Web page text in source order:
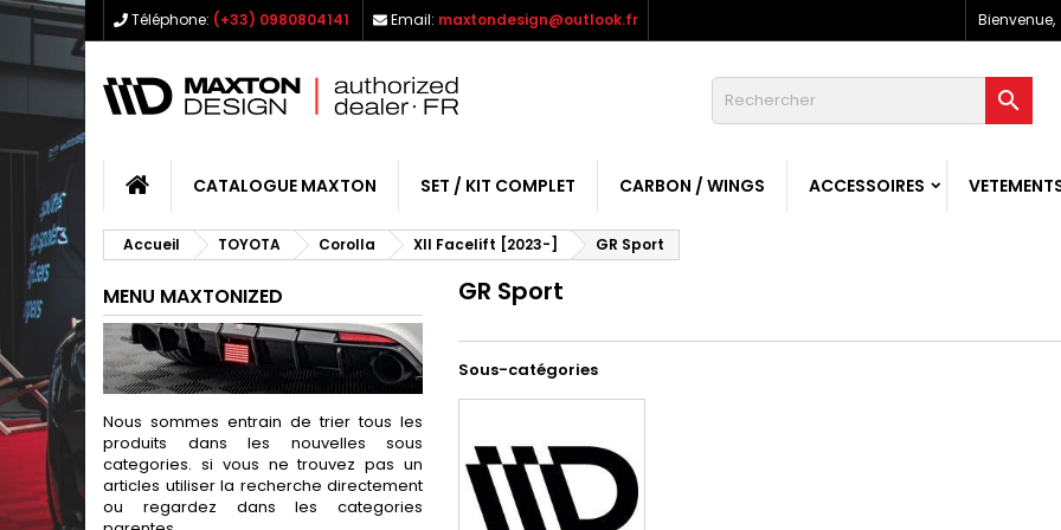
Téléphone: (+33) 0980804141 Email: maxtondesign@outlook.fr Bienvenue,

CATALOGUE MAXTON SET / KIT COMPLET CARBON / WINGS ACCESSOIRES
Accueil TOYOTA Corolla XII Facelift [2023-] GR Sport
MENU MAXTONIZED
Nous sommes entrain de trier tous les
produits dans les nouvelles sous
categories. si vous ne trouvez pas un
articles utiliser la recherche directement
ou regardez dans les categories
GR Sport
Sous-catégories